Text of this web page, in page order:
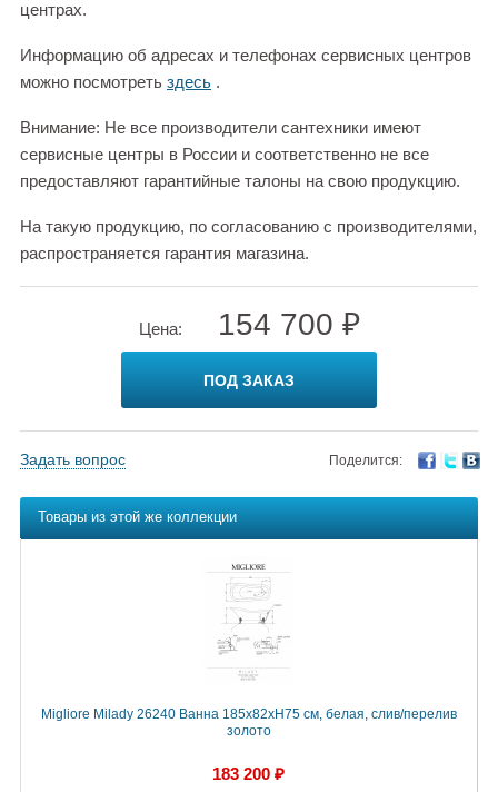
центрах.
Информацию об адресах и телефонах сервисных центров
можно посмотреть здесь .
Внимание: Не все производители сантехники имеют
сервисные центры в России и соответственно не все
предоставляют гарантийные талоны на свою продукцию.
На такую продукцию, по согласованию с производителями,
распространяется гарантия магазина.
Цена: 154 700 ₽
ПОД ЗАКАЗ
Задать вопрос Поделится:
Товары из этой же коллекции
Migliore Milady 26240 Ванна 185x82xH75 см, белая, слив/перелив
золото
183 200 ₽